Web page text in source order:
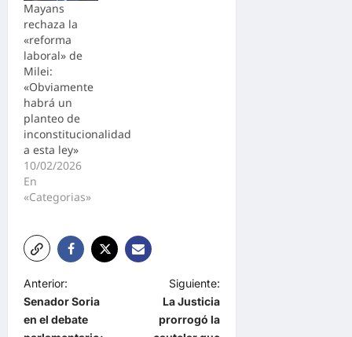
Mayans
rechaza la
«reforma
laboral» de
Milei:
«Obviamente
habrá un
planteo de
inconstitucionalidad
a esta ley»
10/02/2026
En
«Categorias»
N
a
Anterior:
Senador Soria
en el debate
Siguiente:
La Justicia
prorrogó la